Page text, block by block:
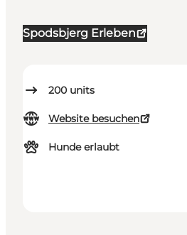
Spodsbjerg Erleben
200 units
Website besuchen
Hunde erlaubt